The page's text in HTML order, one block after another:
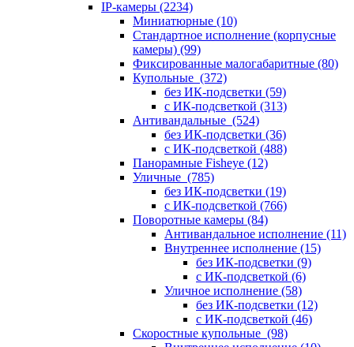
IP-камеры (2234)
Миниатюрные (10)
Стандартное исполнение (корпусные
камеры) (99)
Фиксированные малогабаритные (80)
Купольные (372)
без ИК-подсветки (59)
с ИК-подсветкой (313)
Антивандальные (524)
без ИК-подсветки (36)
с ИК-подсветкой (488)
Панорамные Fisheye (12)
Уличные (785)
без ИК-подсветки (19)
с ИК-подсветкой (766)
Поворотные камеры (84)
Антивандальное исполнение (11)
Внутреннее исполнение (15)
без ИК-подсветки (9)
с ИК-подсветкой (6)
Уличное исполнение (58)
без ИК-подсветки (12)
с ИК-подсветкой (46)
Скоростные купольные (98)